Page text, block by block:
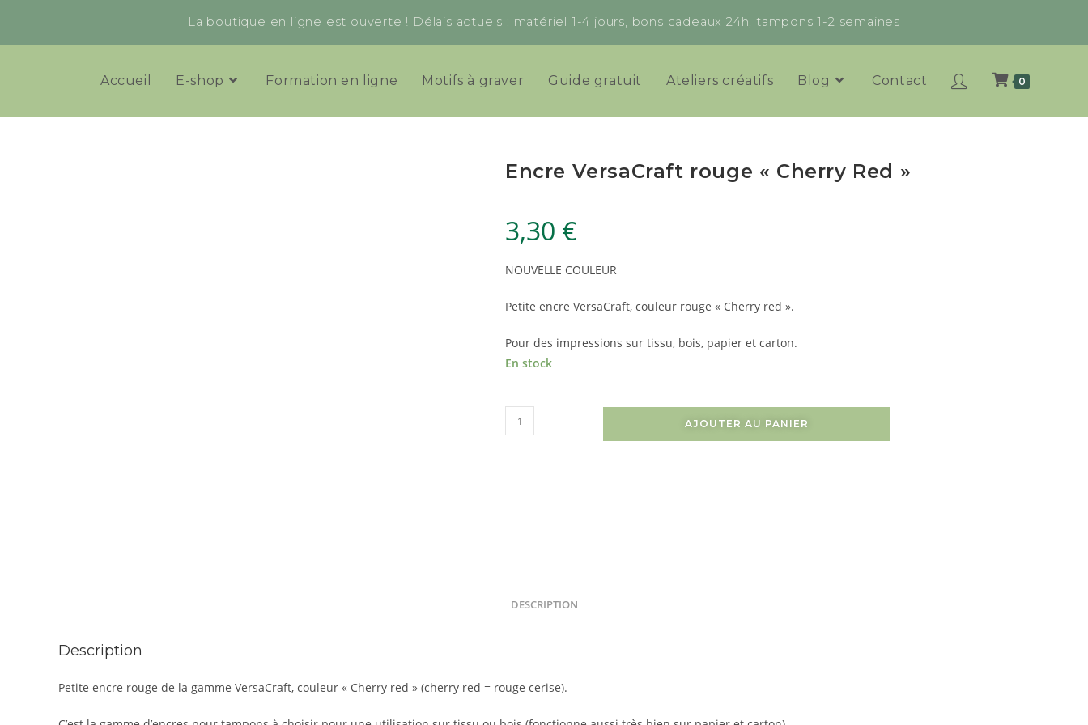
La boutique en ligne est ouverte ! Délais actuels : matériel 1-4 jours, bons cadeaux 24h, tampons 1-2 semaines
Accueil E-shop Formation en ligne Motifs à graver Guide gratuit Ateliers créatifs Blog Contact 0
Encre VersaCraft rouge « Cherry Red »
3,30 €
NOUVELLE COULEUR
Petite encre VersaCraft, couleur rouge « Cherry red ».
Pour des impressions sur tissu, bois, papier et carton.
En stock
AJOUTER AU PANIER
DESCRIPTION
Description
Petite encre rouge de la gamme VersaCraft, couleur « Cherry red » (cherry red = rouge cerise).